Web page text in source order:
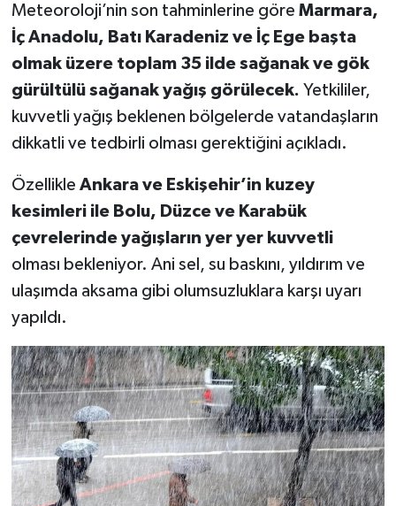
Meteoroloji’nin son tahminlerine göre Marmara,
İç Anadolu, Batı Karadeniz ve İç Ege başta
olmak üzere toplam 35 ilde sağanak ve gök
gürültülü sağanak yağış görülecek. Yetkililer,
kuvvetli yağış beklenen bölgelerde vatandaşların
dikkatli ve tedbirli olması gerektiğini açıkladı.
Özellikle Ankara ve Eskişehir’in kuzey
kesimleri ile Bolu, Düzce ve Karabük
çevrelerinde yağışların yer yer kuvvetli
olması bekleniyor. Ani sel, su baskını, yıldırım ve
ulaşımda aksama gibi olumsuzluklara karşı uyarı
yapıldı.